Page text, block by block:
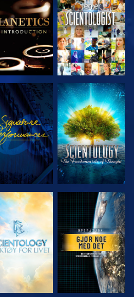
UTFORSK
SERIEN
SE
SE
UTFORSK
SERIEN
UTFORSK
SERIEN
SE